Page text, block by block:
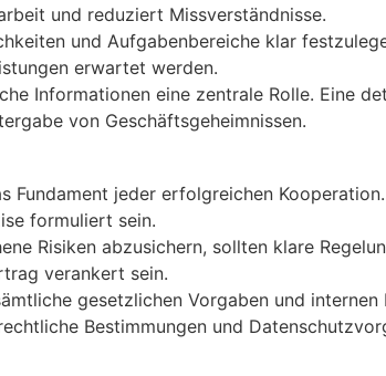
und reduziert Missverständnisse.
und Aufgabenbereiche klar
erwartet werden.
Informationen eine zentrale Rolle. Eine
von Geschäftsgeheimnissen.
Fundament jeder erfolgreichen
formuliert sein.
Risiken abzusichern, sollten klare
verankert sein.
gesetzlichen Vorgaben und internen
Bestimmungen und